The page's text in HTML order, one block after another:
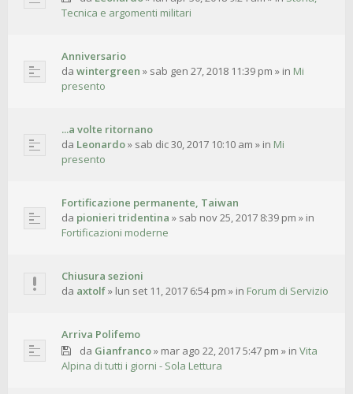
Tecnica e argomenti militari
Anniversario
da wintergreen » sab gen 27, 2018 11:39 pm » in Mi
presento
...a volte ritornano
da Leonardo» sab dic 30, 2017 10:10 am » in Mi
presento
Fortificazione permanente, Taiwan
da pionieri tridentina » sab nov 25, 2017 8:39 pm » in
Fortificazioni moderne
Chiusura sezioni
da axtolf» lun set 11, 2017 6:54 pm » in Forum di Servizio
Arriva Polifemo
da Gianfranco» mar ago 22, 2017 5:47 pm » in Vita
Alpina di tutti i giorni - Sola Lettura